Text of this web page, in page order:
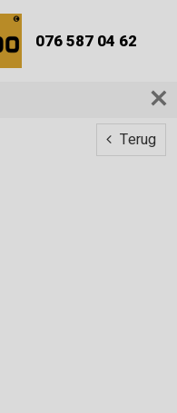
076 587 04 62
Terug